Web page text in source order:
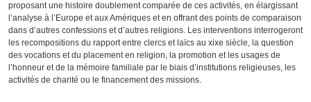
proposant une histoire doublement comparée de ces activités, en élargissant
l’analyse à l’Europe et aux Amériques et en offrant des points de comparaison
dans d’autres confessions et d’autres religions. Les interventions interrogeront
les recompositions du rapport entre clercs et laïcs au xixe siècle, la question
des vocations et du placement en religion, la promotion et les usages de
l’honneur et de la mémoire familiale par le biais d’institutions religieuses, les
activités de charité ou le financement des missions.